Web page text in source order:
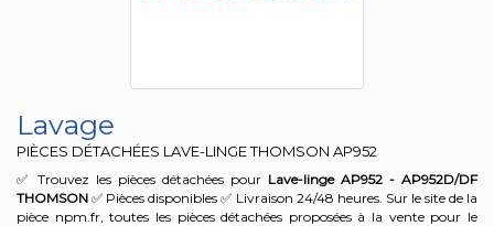
Lavage
PIÈCES DÉTACHÉES LAVE-LINGE THOMSON AP952
✅ Trouvez les pièces détachées pour Lave-linge AP952 - AP952D/DF
THOMSON✅ Pièces disponibles ✅ Livraison 24/48 heures. Sur le site de la
pièce npm.fr, toutes les pièces détachées proposées à la vente pour le